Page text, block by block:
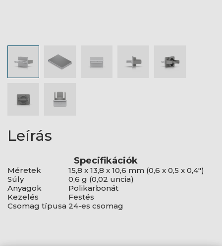
Leírás
Specifikációk
Méretek
15,8 x 13,8 x 10,6 mm (0,6 x 0,5 x 0,4")
Súly
0,6 g (0,02 uncia)
Anyagok
Polikarbonát
Kezelés
Festés
Csomag típusa 24-es csomag